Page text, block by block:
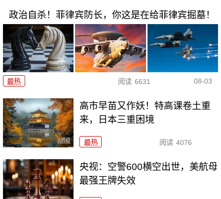
政治自杀！菲律宾防长，你这是在给菲律宾掘墓！
最热 阅读 6631 08-03
高市早苗又作妖！特高课卷土重
来，日本三重困境
最热 阅读 4076
央视：空警600横空出世，美航母
最强王牌失效